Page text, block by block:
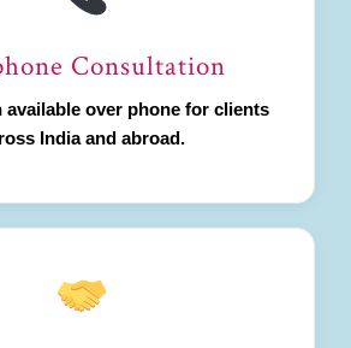
Consultation
available over phone for clients
India and abroad.